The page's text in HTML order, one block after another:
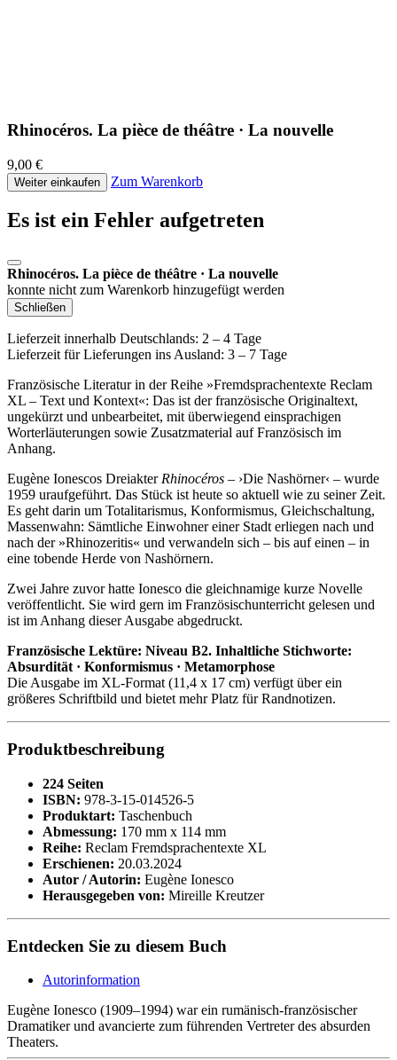
Rhinocéros. La pièce de théâtre · La nouvelle
9,00 €
Weiter einkaufen Zum Warenkorb
Es ist ein Fehler aufgetreten
Rhinocéros. La pièce de théâtre · La nouvelle
konnte nicht zum Warenkorb hinzugefügt werden
Schließen
Lieferzeit innerhalb Deutschlands: 2 – 4 Tage
Lieferzeit für Lieferungen ins Ausland: 3 – 7 Tage
Französische Literatur in der Reihe »Fremdsprachentexte Reclam
XL – Text und Kontext«: Das ist der französische Originaltext,
ungekürzt und unbearbeitet, mit überwiegend einsprachigen
Worterläuterungen sowie Zusatzmaterial auf Französisch im
Anhang.
Eugène Ionescos Dreiakter Rhinocéros – ›Die Nashörner‹ – wurde
1959 uraufgeführt. Das Stück ist heute so aktuell wie zu seiner Zeit.
Es geht darin um Totalitarismus, Konformismus, Gleichschaltung,
Massenwahn: Sämtliche Einwohner einer Stadt erliegen nach und
nach der »Rhinozeritis« und verwandeln sich – bis auf einen – in
eine tobende Herde von Nashörnern.
Zwei Jahre zuvor hatte Ionesco die gleichnamige kurze Novelle
veröffentlicht. Sie wird gern im Französischunterricht gelesen und
ist im Anhang dieser Ausgabe abgedruckt.
Französische Lektüre: Niveau B2. Inhaltliche Stichworte:
Absurdität · Konformismus · Metamorphose
Die Ausgabe im XL-Format (11,4 x 17 cm) verfügt über ein
größeres Schriftbild und bietet mehr Platz für Randnotizen.
Produktbeschreibung
224 Seiten
ISBN: 978-3-15-014526-5
Produktart: Taschenbuch
Abmessung: 170 mm x 114 mm
Reihe: Reclam Fremdsprachentexte XL
Erschienen: 20.03.2024
Autor / Autorin: Eugène Ionesco
Herausgegeben von: Mireille Kreutzer
Entdecken Sie zu diesem Buch
Autorinformation
Eugène Ionesco (1909–1994) war ein rumänisch-französischer
Dramatiker und avancierte zum führenden Vertreter des absurden
Theaters.